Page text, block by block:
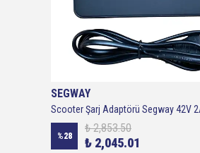
SEGWAY
%28
₺ 2,853.50
₺ 2,045.01